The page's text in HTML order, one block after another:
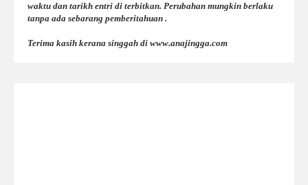
waktu dan tarikh entri di terbitkan. Perubahan mungkin berlaku
tanpa ada sebarang pemberitahuan .
Terima kasih kerana singgah di www.anajingga.com